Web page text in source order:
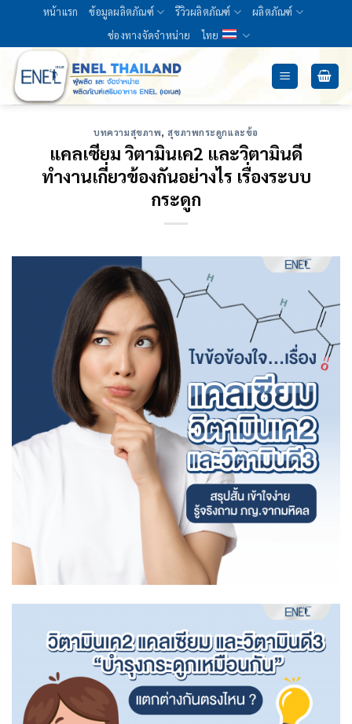
content
หน้าแรก ข้อมูลผลิตภัณฑ์ รีวิวผลิตภัณฑ์
ผลิตภัณฑ์
ช่องทางจัดจำหน่าย
ไทย
บทความสุขภาพ,สุขภาพกระดูกและข้อ
แคลเซียม วิตามินเค2 และวิตามินดี
ทำงานเกี่ยวข้องกันอย่างไร เรื่องระบบ
กระดูก